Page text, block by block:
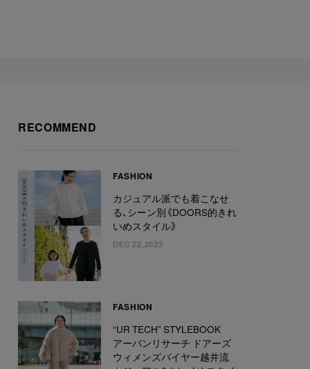
RECOMMEND
FASHION
カジュアル派でも着こなせ
る、シーン別《DOORS的きれ
いめスタイル》
DEC 22,2023
FASHION
“UR TECH” STYLEBOOK
アーバンリサーチ ドアーズ
ウィメンズバイヤー越井流